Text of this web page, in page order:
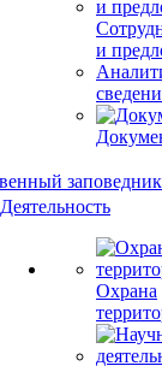
и
Деятельность
Охрана